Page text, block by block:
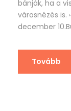
bánják, ha a
városnézés is.
december
Tovább